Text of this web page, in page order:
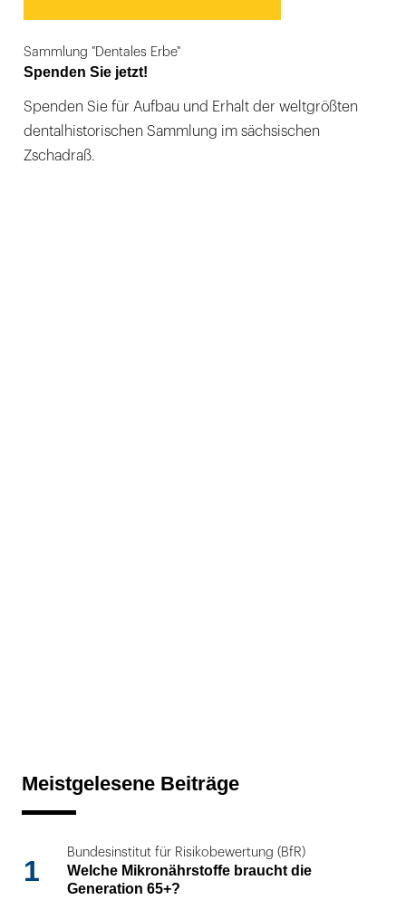
Sammlung "Dentales Erbe"
Spenden Sie jetzt!
Spenden Sie für Aufbau und Erhalt der weltgrößten
dentalhistorischen Sammlung im sächsischen
Zschadraß.
Meistgelesene Beiträge
1
Bundesinstitut für Risikobewertung (BfR)
Welche Mikronährstoffe braucht die
Generation 65+?